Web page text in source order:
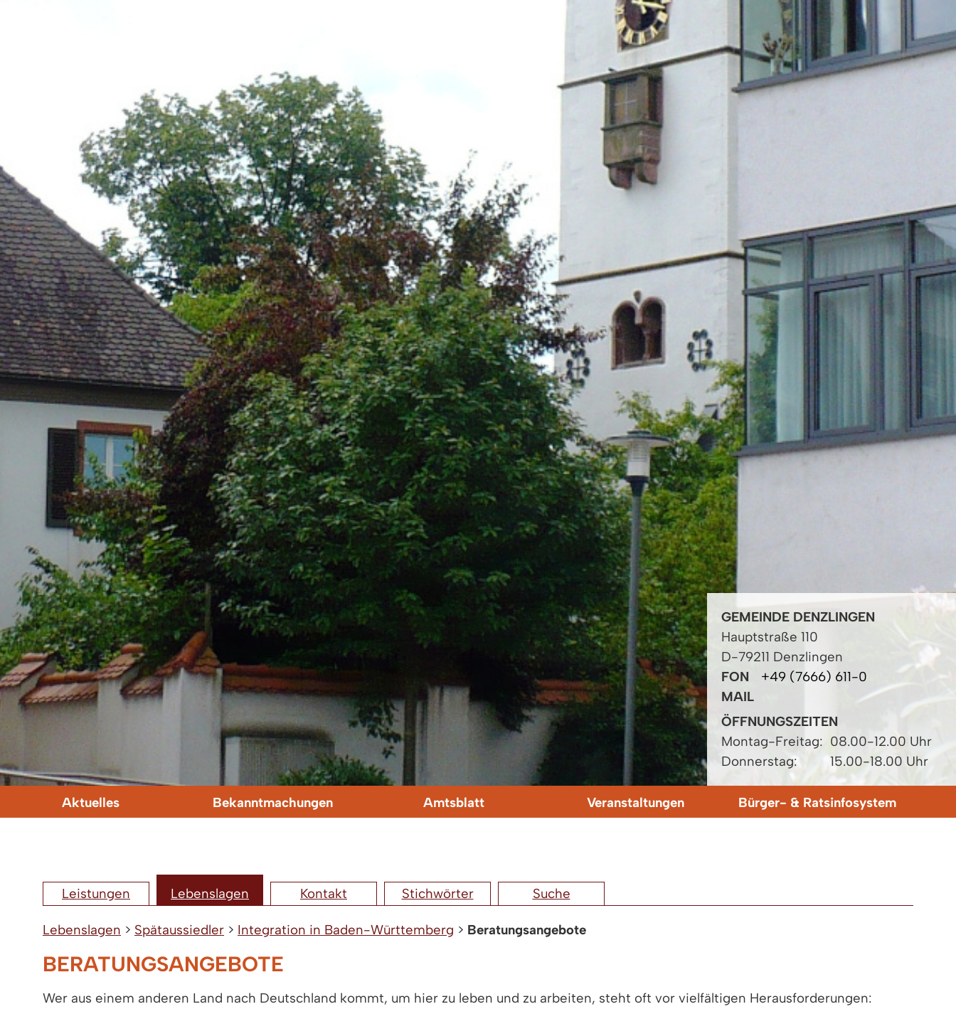
GEMEINDE DENZLINGEN
Hauptstraße 110
D-79211 Denzlingen
FON
+49 (7666) 611-0
MAIL
ÖFFNUNGSZEITEN
Montag-Freitag: 08.00-12.00 Uhr
Donnerstag:
15.00-18.00 Uhr
Aktuelles Bekanntmachungen Amtsblatt Veranstaltungen Bürger- & Ratsinfosystem
Leistungen Lebenslagen Kontakt Stichwörter Suche
Lebenslagen > Spätaussiedler > Integration in Baden-Württemberg > Beratungsangebote
BERATUNGSANGEBOTE
Wer aus einem anderen Land nach Deutschland kommt, um hier zu leben und zu arbeiten, steht oft vor vielfältigen Herausforderungen: